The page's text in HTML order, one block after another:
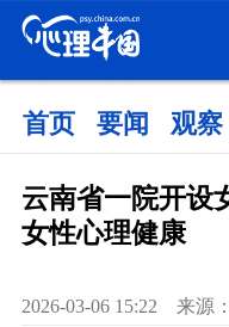
首页 要闻 观察
云南省一院开设
女性心理健康
2026-03-06 15:22 来源